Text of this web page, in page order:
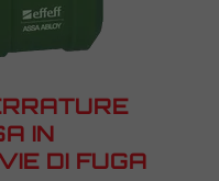
IN
DI FUGA